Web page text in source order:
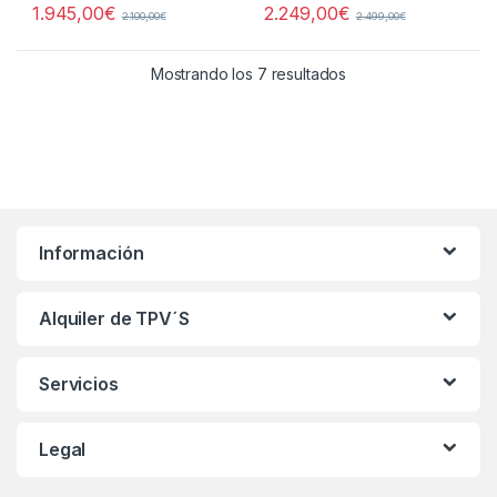
1.945,00€ 2.100,00€ 2.249,00€ 2.499,00€
Mostrando los 7 resultados
Información
Alquiler de TPV´S
Servicios
Legal